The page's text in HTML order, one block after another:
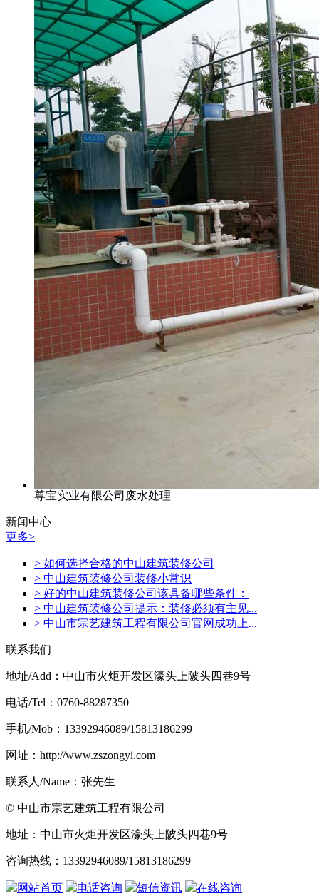
尊宝实业有限公司废水处理
新闻中心
更多>
> 如何选择合格的中山建筑装修公司
> 中山建筑装修公司装修小常识
> 好的中山建筑装修公司该具备哪些条件：
> 中山建筑装修公司提示：装修必须有主见...
> 中山市宗艺建筑工程有限公司官网成功上...
联系我们
地址/Add：中山市火炬开发区濠头上陂头四巷9号
电话/Tel：0760-88287350
手机/Mob：13392946089/15813186299
网址：http://www.zszongyi.com
联系人/Name：张先生
© 中山市宗艺建筑工程有限公司
地址：中山市火炬开发区濠头上陂头四巷9号
咨询热线：13392946089/15813186299
网站首页 电话咨询 短信资讯 在线咨询